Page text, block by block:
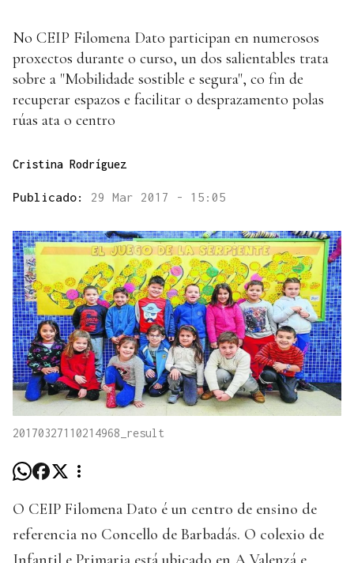
No CEIP Filomena Dato participan en numerosos
proxectos durante o curso, un dos salientables trata
sobre a "Mobilidade sostible e segura", co fin de
recuperar espazos e facilitar o desprazamento polas
rúas ata o centro
Cristina Rodríguez
Publicado: 29 Mar 2017 - 15:05
20170327110214968_result
O CEIP Filomena Dato é un centro de ensino de
referencia no Concello de Barbadás. O colexio de